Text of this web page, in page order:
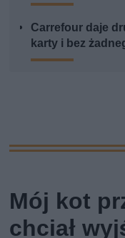
Carrefour daje
karty i bez
Mój kot
chciał